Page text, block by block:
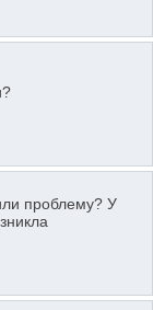
проблему? У